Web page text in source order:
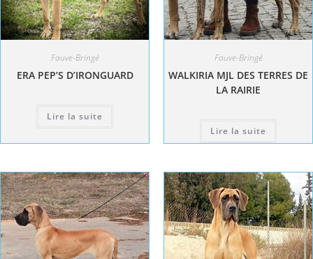
Fauve-Bringé
ERA PEP’S D’IRONGUARD
Lire la suite
Fauve-Bringé
WALKIRIA MJL DES TERRES DE
LA RAIRIE
Lire la suite